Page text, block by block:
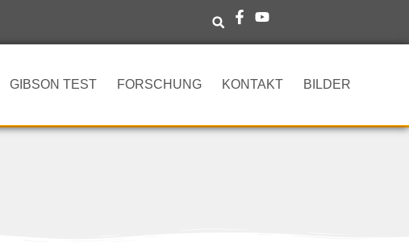
GIBSON TEST FORSCHUNG KONTAKT BILDER